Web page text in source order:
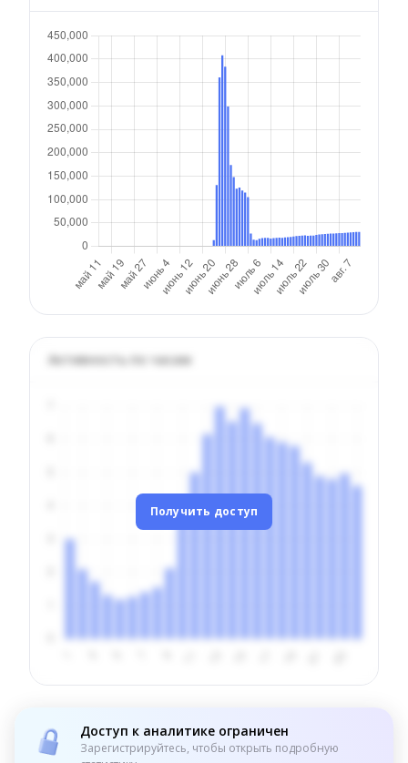
Активность по часам
Получить доступ
Доступ к аналитике ограничен
Зарегистрируйтесь, чтобы открыть подробную